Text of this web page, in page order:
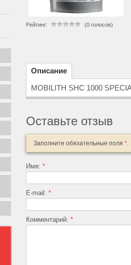
Рейтинг: (0 голосов)
Описание
MOBILITH SHC 1000
Оставьте отзыв
Заполните обязательные поля *.
Имя: *
E-mail: *
Комментарий: *